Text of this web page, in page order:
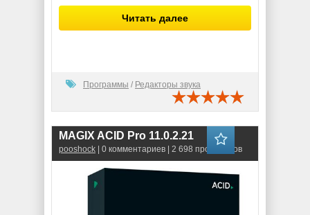
Читать далее
Программы / Редакторы звука
MAGIX ACID Pro 11.0.2.21
pooshock | 0 комментариев | 2 698 просмотров